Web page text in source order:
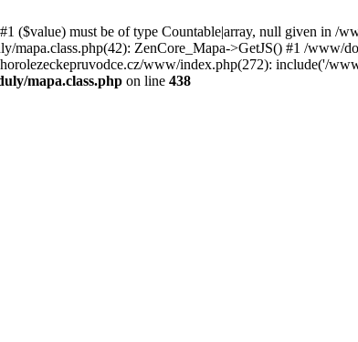
($value) must be of type Countable|array, null given in /
ZenCore_Mapa->GetJS() #1 /www/
www/index.php(272): include('/
mapa.class.php on line 438